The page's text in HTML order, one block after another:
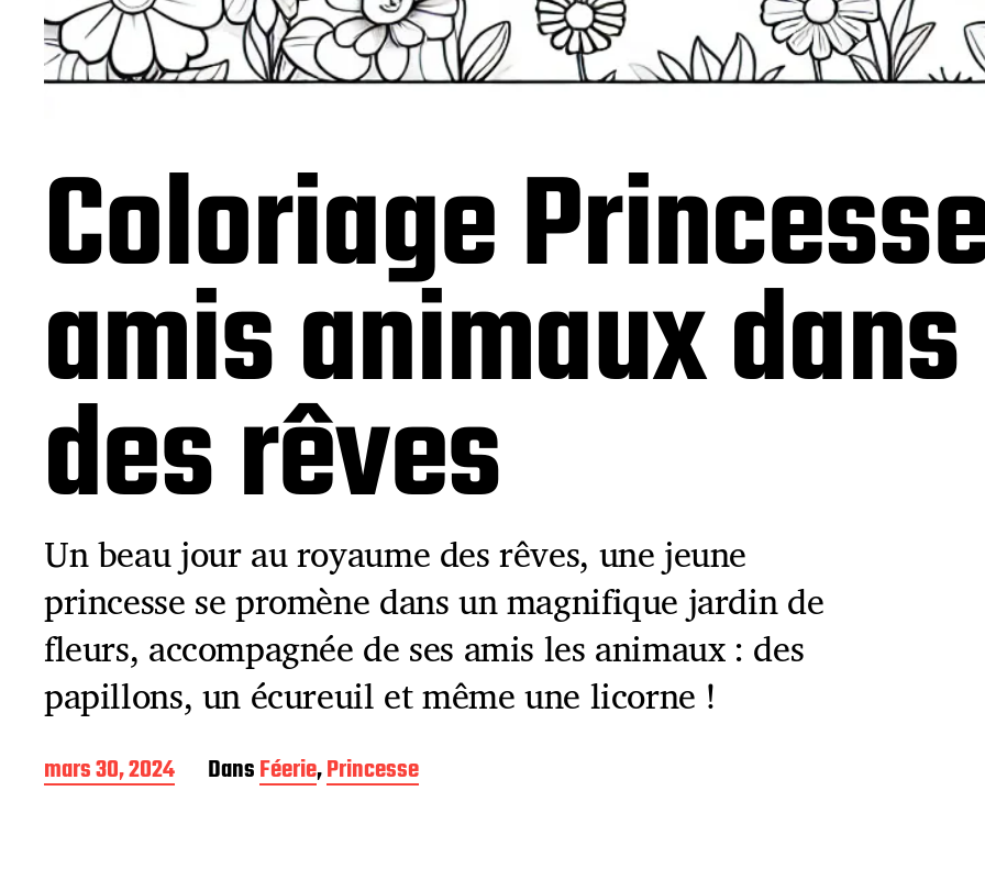
Coloriage
amis animaux
des rêves
Un beau jour au royaume des rêves, une jeune
princesse se promène dans un magnifique jardin de
fleurs, accompagnée de ses amis les animaux : des
papillons, un écureuil et même une licorne !
D
a
mars 30, 2024 DansFéerie,Princesse